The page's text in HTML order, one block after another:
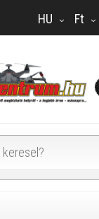
Ft
HU